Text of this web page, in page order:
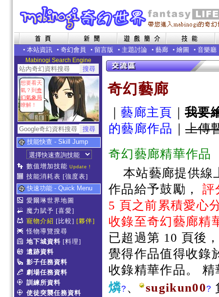
• 本站資訊 • 奇幻會員 • 留言版 • 主題討論 • 藝廊 • 繪圖 • 音樂廳
Mabinogi Search Engine
想要看天
氣？到 奇
幻氣象局
瞭解！
技能快查 - Skill Jump
數值增加技能 Update !
技能消耗表 [強度表]
快速功能 - Quick Menu
愛爾琳世界地圖
魔力賦予 [喜愛]
寵物介紹 [比較] [夥伴]
怪物導覽搜尋
地下城資料 [料理]
遺跡資料
影子任務資料
劇場任務資料
訓練所資料
使徒突襲任務資料
奇幻藝廊
藝廊主頁 ｜我要
的藝廊作品 ｜上傳
奇幻藝廊精華作品
本站藝廊提供線
作品給予鼓勵， 評
5 頁之前累積愛心
收錄至奇幻藝廊精
已超過第 10 頁後
覺得作品值得收錄
收錄精華作品。
燐? 、 sugikun00?